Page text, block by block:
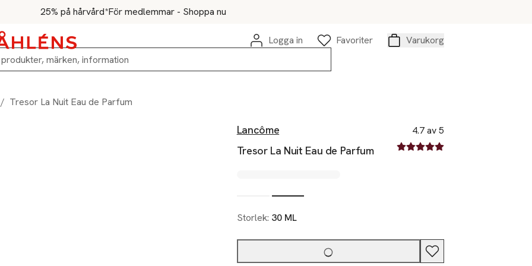
25% på hårvård*För medlemmar - Shoppa nu
Logga in
Favoriter
Varukorg
/ Tresor La Nuit Eau de Parfum
Lancôme
Tresor La Nuit Eau de Parfum
4.7 av 5
4.7 av fem stjärnor
Storlek: 30 ML